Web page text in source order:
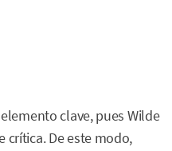
clave, pues Wilde
crítica. De este modo,